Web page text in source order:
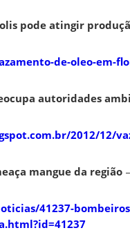
pode atingir
de-oleo-em-
autoridades
2012/12/
mangue da região
41237-